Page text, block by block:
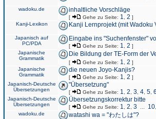
wadoku.de inhaltliche Vorschläge
[ Gehe zu Seite: 1 2 ]
Kanji-Lexikon Kanji Lernprojekt (mit Wadoku
Japanisch auf
PC/PDA
Eingabe ins "Suchenfenster"
[ Gehe zu Seite: 1 2 ]
Japanische
Grammatik
Die Bildung der TE-Form der
[ Gehe zu Seite: 1 2 ]
Japanische
Grammatik
die neuen Joyo-Kanjis?
[ Gehe zu Seite: 1 2 ]
Japanisch-Deutsche
Übersetzungen
"Übersetzung"
[ Gehe zu Seite: 1 2 3 4 5 6
Japanisch-Deutsche
Übersetzungen
Übersetzungskorrektur bitte
[ Gehe zu Seite: 1 2 3 10
wadoku.de watashi wa = "わたしは"?